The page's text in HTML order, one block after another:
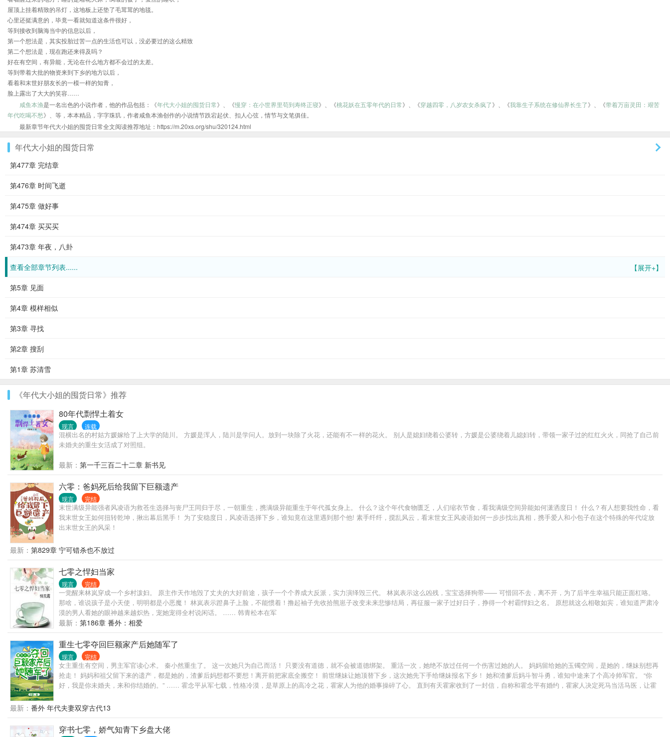
屋顶上挂着精致的吊灯，这地板上还垫了毛茸茸的地毯。
心里还挺满意的，毕竟一看就知道这条件很好，
等到接收到脑海当中的信息以后，
第一个想法是，其实投胎过苦一点的生活也可以，没必要过的这么精致
第二个想法是，现在跑还来得及吗？
好在有空间，有异能，无论在什么地方都不会过的太差。
等到带着大批的物资来到下乡的地方以后，
看着和末世好朋友长的一模一样的知青，
脸上露出了大大的笑容……
咸鱼本渔是一名出色的小说作者，他的作品包括：《年代大小姐的囤货日常》、《慢穿：在小世界里苟到寿终正寝》、《桃花妖在五零年代的日常》、《穿越四零，八岁农女杀疯了》、《我靠生子系统在修仙界长生了》、《带着万亩灵田：艰苦
年代吃喝不愁》、等，本本精品，字字珠玑，作者咸鱼本渔创作的小说情节跌宕起伏、扣人心弦，情节与文笔俱佳。
最新章节年代大小姐的囤货日常全文阅读推荐地址：https://m.20xs.org/shu/320124.html
年代大小姐的囤货日常
第477章 完结章
第476章 时间飞逝
第475章 做好事
第474章 买买买
第473章 年夜，八卦
【展开+】
查看全部章节列表......
第5章 见面
第4章 模样相似
第3章 寻找
第2章 搜刮
第1章 苏清雪
《年代大小姐的囤货日常》推荐
80年代剽悍土着女
现言 连载
混横出名的村姑方媛嫁给了上大学的陆川。 方媛是浑人，陆川是学问人。放到一块除了火花，还能有不一样的花火。 别人是媳妇绕着公婆转，方媛是公婆绕着儿媳妇转，带领一家子过的红红火火，同抢了自己前
未婚夫的重生女活成了对照组。
最新： 第一千三百二十二章 新书见
六零：爸妈死后给我留下巨额遗产
现言 完结
末世满级异能强者风凌语为救苍生选择与丧尸王同归于尽，一朝重生，携满级异能重生于年代孤女身上。 什么？这个年代食物匮乏，人们缩衣节食，看我满级空间异能如何潇洒度日！ 什么？有人想要我性命，看
我末世女王如何扭转乾坤，揪出幕后黑手！ 为了安稳度日，风凌语选择下乡，谁知竟在这里遇到那个他! 素手纤纤，搅乱风云，看末世女王风凌语如何一步步找出真相，携手爱人和小包子在这个特殊的年代绽放
出末世女王的风采！
最新： 第829章 宁可错杀也不放过
七零之悍妇当家
现言 完结
一觉醒来林岚穿成一个乡村泼妇。 原主作天作地毁了丈夫的大好前途，孩子一个个养成大反派，实力演绎毁三代。 林岚表示这么凶残，宝宝选择狗带—— 可惜回不去，离不开，为了后半生幸福只能正面杠咯。
那啥，谁说孩子是小天使，明明都是小恶魔！ 林岚表示蹬鼻子上脸，不能惯着！撸起袖子先收拾熊崽子改变未来悲惨结局，再征服一家子过好日子，挣得一个村霸悍妇之名。 原想就这么相敬如宾，谁知道严肃冷
漠的男人看她的眼神越来越炽热，宠她宠得全村说闲话。 …… 韩青松本在军
最新： 第186章 番外：相爱
重生七零夺回巨额家产后她随军了
现言 完结
女主重生有空间，男主军官读心术。 秦小然重生了。 这一次她只为自己而活！ 只要没有道德，就不会被道德绑架。 重活一次，她绝不放过任何一个伤害过她的人。 妈妈留给她的玉镯空间，是她的，继妹别想再
抢走！ 妈妈和祖父留下来的遗产，都是她的，渣爹后妈想都不要想！离开前把家底全搬空！ 前世继妹让她顶替下乡，这次她先下手给继妹报名下乡！ 她和渣爹后妈斗智斗勇，谁知中途来了个高冷帅军官。 “你
好，我是你未婚夫，来和你结婚的。” …… 霍念平从军七载，性格冷漠，是草原上的高冷之花，霍家人为他的婚事操碎了心。 直到有天霍家收到了一封信，自称和霍念平有婚约，霍家人决定死马当活马医，让霍
席！
最新： 番外 年代夫妻双穿古代13
穿书七零，娇气知青下乡盘大佬